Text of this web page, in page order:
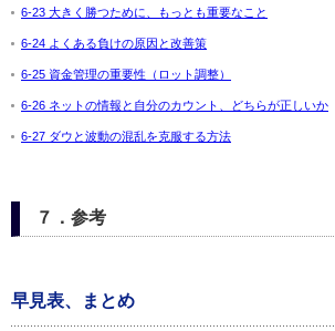
6-23 大きく勝つために、もっとも重要なこと
6-24 よくある負けの原因と改善策
6-25 資金管理の重要性（ロット調整）
6-26 ネットの情報と自分のカウント、どちらが正しいか
6-27 ダウと波動の混乱を克服する方法
７．参考
早見表、まとめ